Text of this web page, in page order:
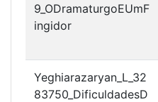
9_ODramaturgoEUmF
ingidor
Yeghiarazaryan_L_32
83750_DificuldadesD